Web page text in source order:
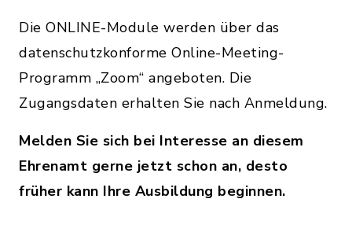
Die ONLINE-Module werden über das
datenschutzkonforme Online-Meeting-
Programm „Zoom“ angeboten. Die
Zugangsdaten erhalten Sie nach Anmeldung.
Melden Sie sich bei Interesse an diesem
Ehrenamt gerne jetzt schon an, desto
früher kann Ihre Ausbildung beginnen.